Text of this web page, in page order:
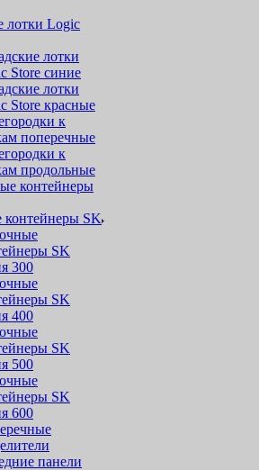
лотки Logic
лотки
Store синие
лотки
Store красные
к
поперечные
к
продольные
SK
SK
300
SK
400
SK
500
SK
600
панели